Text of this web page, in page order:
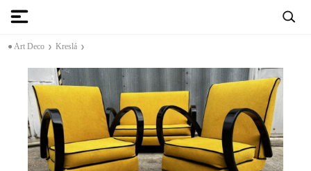
● Art Deco Kreslá